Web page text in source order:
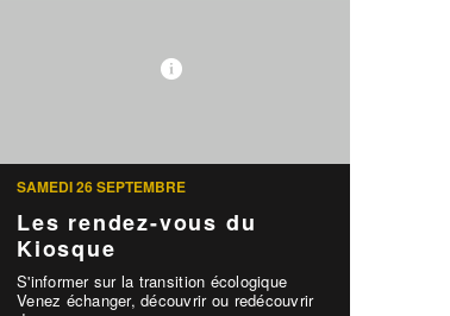
SAMEDI 26 SEPTEMBRE
Les rendez-vous du
Kiosque
S'informer sur la transition écologique
Venez échanger, découvrir ou redécouvrir